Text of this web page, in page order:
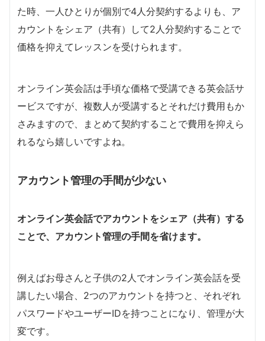
た時、一人ひとりが個別で4人分契約するよりも、ア
カウントをシェア（共有）して2人分契約することで
価格を抑えてレッスンを受けられます。
オンライン英会話は手頃な価格で受講できる英会話サ
ービスですが、複数人が受講するとそれだけ費用もか
さみますので、まとめて契約することで費用を抑えら
れるなら嬉しいですよね。
アカウント管理の手間が少ない
オンライン英会話でアカウントをシェア（共有）する
ことで、アカウント管理の手間を省けます。
例えばお母さんと子供の2人でオンライン英会話を受
講したい場合、2つのアカウントを持つと、それぞれ
パスワードやユーザーIDを持つことになり、管理が大
変です。